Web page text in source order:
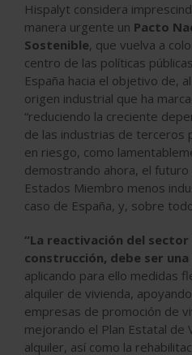
Hispalyt considera
manera urgente un Pacto
Sostenible, que vuelva a
centro de las políticas
España hacia el objetivo de,
origen industrial que ha
“reduciendo la creciente
de las industrias de terceros
en riesgo, como
demostrando ahora, el futuro
Estados Miembro menos
caso de España, y, sobre
“La reactivación del
construcción, debe ser
aplicando para ello medidas
alquiler de vivienda,
empresas de promoción de
mejorando el Plan Estatal de
alquiler, así como la